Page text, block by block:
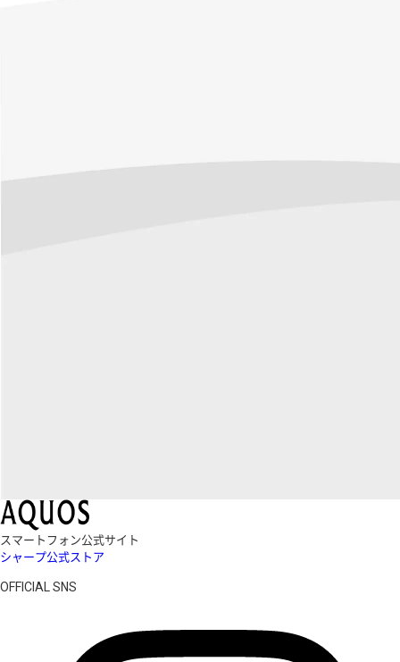
スマートフォン公式サイト
シャープ公式ストア
OFFICIAL SNS